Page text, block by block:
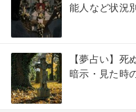
能人など状況別
【夢占い】死
暗示・見た時